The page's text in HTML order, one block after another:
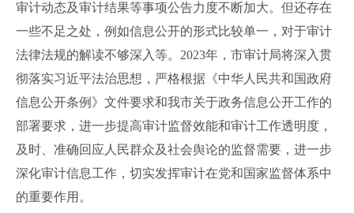
审计动态及审计结果等事项公告力度不断加大。但还存在
一些不足之处，例如信息公开的形式比较单一，对于审计
法律法规的解读不够深入等。2023年，市审计局将深入贯
彻落实习近平法治思想，严格根据《中华人民共和国政府
信息公开条例》文件要求和我市关于政务信息公开工作的
部署要求，进一步提高审计监督效能和审计工作透明度，
及时、准确回应人民群众及社会舆论的监督需要，进一步
深化审计信息工作，切实发挥审计在党和国家监督体系中
的重要作用。